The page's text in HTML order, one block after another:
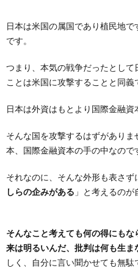
日本は米国の属国であり植民地
です。
つまり、本気の戦争だったとし
ことは米国に攻撃することと同義
日本は外資はもとより国際金融資
そんな国を攻撃するはずがあり
本、国際金融資本の手の中なので
それなのに、そんな外形も表さ
しらの企みがある 」と考えるのが
そんなこと考えても何の得にも
来は明るいんだ、批判は何も生ま
しく、自分に言い聞かせても無駄